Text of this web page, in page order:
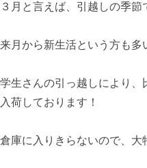
３月と言えば、引越しの季節
来月から新生活という方も多
学生さんの引っ越しにより、
入荷しております！
倉庫に入りきらないので、大